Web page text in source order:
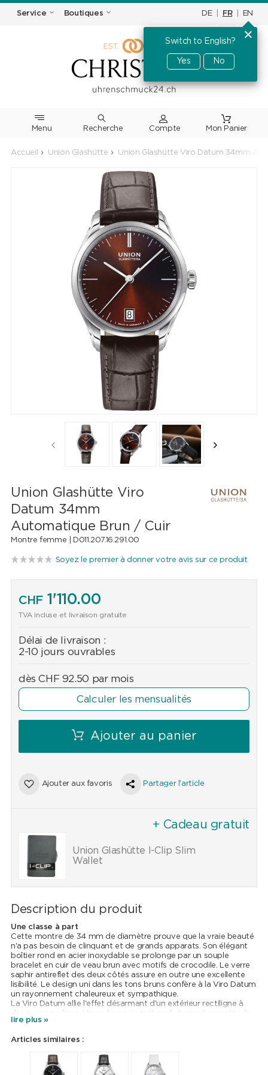
Service Boutiques DE FR EN
Switch to English?
Yes No
Menu Recherche
Accueil Union Glashütte Union Glashütte Viro Datum 34mm
Union Glashütte Viro
Datum 34mm
Automatique Brun / Cuir
Montre femme | D011.207.16.291.00
Soyez le premier à donner votre avis sur ce produit
CHF1'110.00
TVA incluse et livraison gratuite
Délai de livraison :
2-10 jours ouvrables
dèsCHF 92.50 par mois
Calculer les mensualités
Ajouter au panier
Ajouter aux favoris Partager l'article
+ Cadeau gratuit
Union Glashütte I-Clip Slim
Wallet
Description du produit
Une classe à part
Cette montre de 34 mm de diamètre prouve que la vraie beauté
n'a pas besoin de clinquant et de grands apparats. Son élégant
boîtier rond en acier inoxydable se prolonge par un souple
bracelet en cuir de veau brun avec motifs de crocodile. Le verre
saphir antireflet des deux côtés assure en outre une excellente
lisibilité. Le design uni dans les tons bruns confère à la Viro Datum
un rayonnement chaleureux et sympathique.
La Viro Datum allie l'effet désarmant d'un extérieur rectiligne à
mince index en bâtons. De longues aiguilles nickelées avec Super-
manière très élégante, à toute heure du jour et de la nuit. La date
étanche à l'eau jusqu'à une pression de 5 bars.
Toutes les montres Union Glashütte sont affinées, assemblées et
lire plus »
Articles similaires :